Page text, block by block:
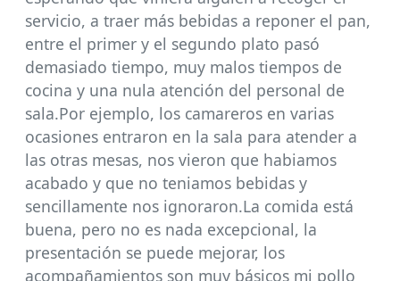
servicio, a traer más bebidas a reponer el pan,
entre el primer y el segundo plato pasó
demasiado tiempo, muy malos tiempos de
cocina y una nula atención del personal de
sala.Por ejemplo, los camareros en varias
ocasiones entraron en la sala para atender a
las otras mesas, nos vieron que habiamos
acabado y que no teniamos bebidas y
sencillamente nos ignoraron.La comida está
buena, pero no es nada excepcional, la
presentación se puede mejorar, los
acompañamientos son muy básicos mi pollo